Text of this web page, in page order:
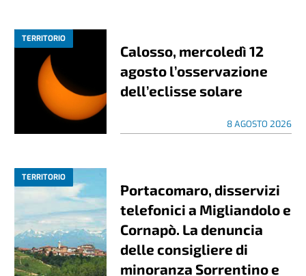
TERRITORIO
Calosso, mercoledì 12
agosto l’osservazione
dell’eclisse solare
8 AGOSTO 2026
TERRITORIO
Portacomaro, disservizi
telefonici a Migliandolo e
Cornapò. La denuncia
delle consigliere di
minoranza Sorrentino e